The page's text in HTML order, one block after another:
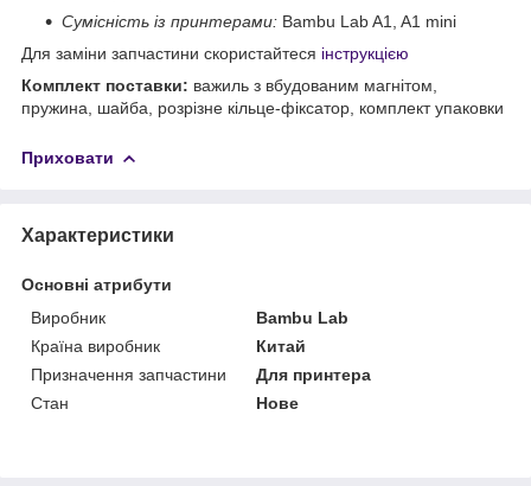
Сумісність із принтерами: Bambu Lab A1, A1 mini
Для заміни запчастини скористайтеся інструкцією
Комплект поставки: важиль з вбудованим магнітом,
пружина, шайба, розрізне кільце-фіксатор, комплект упаковки
Приховати
Характеристики
Основні атрибути
Виробник
Bambu Lab
Країна виробник
Китай
Призначення запчастини
Для принтера
Стан
Нове